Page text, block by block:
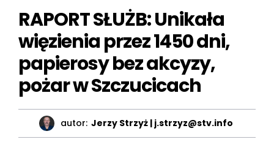
RAPORT SŁUŻB: Unikała
więzienia przez 1450 dni,
papierosy bez akcyzy,
pożar w Szczucicach
autor: Jerzy Strzyż | j.strzyz@stv.info